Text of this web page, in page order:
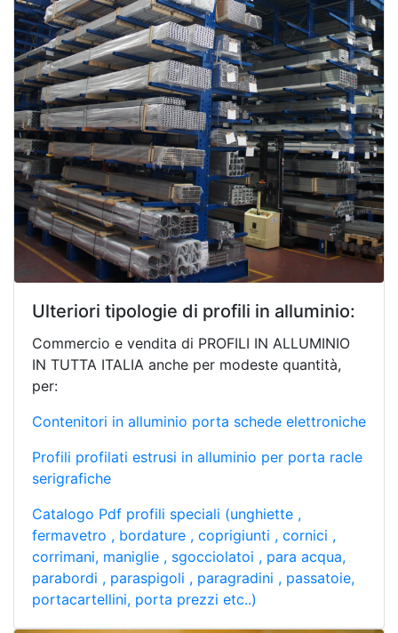
Ulteriori tipologie di profili in alluminio:
Commercio e vendita di PROFILI IN ALLUMINIO
IN TUTTA ITALIA anche per modeste quantità,
per:
Contenitori in alluminio porta schede elettroniche
Profili profilati estrusi in alluminio per porta racle
serigrafiche
Catalogo Pdf profili speciali (unghiette ,
fermavetro , bordature , coprigiunti , cornici ,
corrimani, maniglie , sgocciolatoi , para acqua,
parabordi , paraspigoli , paragradini , passatoie,
portacartellini, porta prezzi etc..)